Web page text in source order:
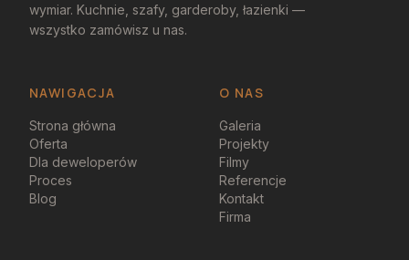
wymiar. Kuchnie, szafy, garderoby, łazienki —
wszystko zamówisz u nas.
NAWIGACJA O NAS
Strona główna
Oferta
Dla deweloperów
Proces
Blog
Galeria
Projekty
Filmy
Referencje
Kontakt
Firma